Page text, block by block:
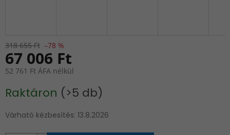
318 655 Ft –78 %
67 006 Ft
52 761 Ft ÁFA nélkül
Raktáron (>5 db)
Várható kézbesítés: 13.8.2026